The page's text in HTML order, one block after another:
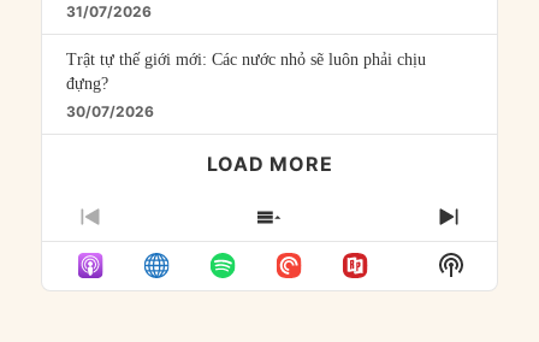
31/07/2026
Trật tự thế giới mới: Các nước nhỏ sẽ luôn phải chịu
đựng?
30/07/2026
LOAD MORE
PREVIOUS
EPISODE
SHOW
EPISODES
LIST
NEXT
Show
Podcast